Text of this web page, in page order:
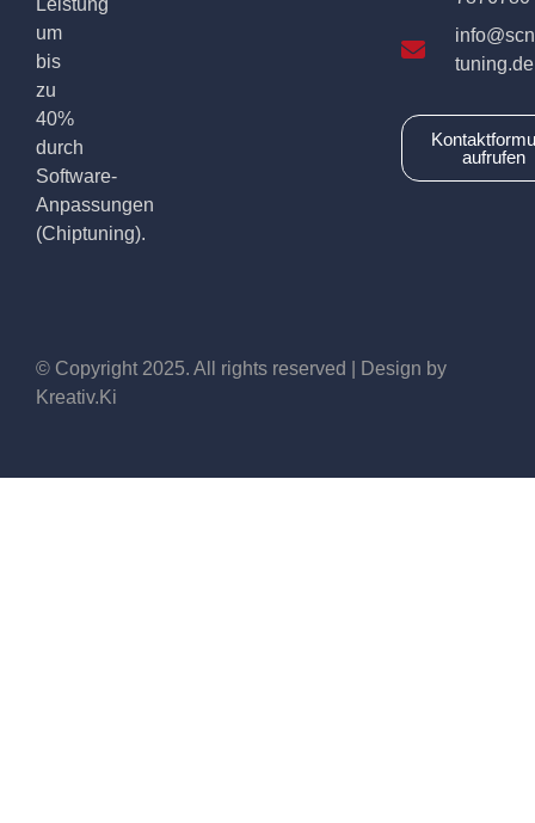
Leistung
um
bis
zu
40%
durch
Software-
Anpassungen
(Chiptuning).
tuning.de
aufrufen
© Copyright 2025. All rights reserved | Design by
Kreativ.Ki